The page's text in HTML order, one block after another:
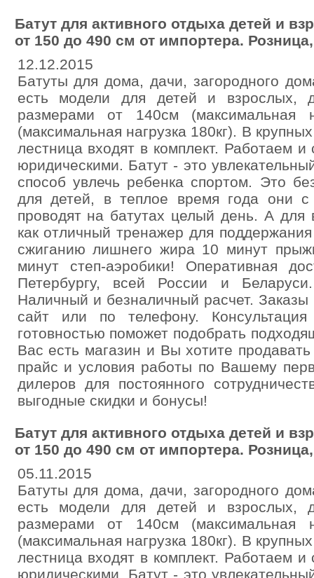
Батут для активного отдыха детей и
от 150 до 490 см от импортера.
12.12.2015
Батуты для дома, дачи, загородного
есть модели для детей и взрослых,
размерами от 140см (максимальная
(максимальная нагрузка 180кг). В
лестница входят в комплект. Работаем
юридическими. Батут - это
способ увлечь ребенка спортом. Это
для детей, в теплое время года они с
проводят на батутах целый день. А для
как отличный тренажер для
сжиганию лишнего жира 10 минут
минут степ-аэробики! Оперативная
Петербургу, всей России и
Наличный и безналичный расчет.
сайт или по телефону.
готовностью поможет подобрать
Вас есть магазин и Вы хотите
прайс и условия работы по Вашему
дилеров для постоянного
выгодные скидки и бонусы!
Батут для активного отдыха детей и
от 150 до 490 см от импортера.
05.11.2015
Батуты для дома, дачи, загородного
есть модели для детей и взрослых,
размерами от 140см (максимальная
(максимальная нагрузка 180кг). В
лестница входят в комплект. Работаем
юридическими. Батут - это